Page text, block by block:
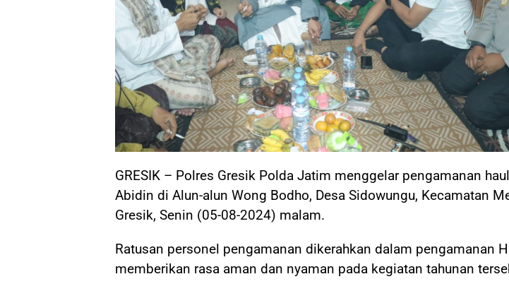
GRESIK – Polres Gresik Polda Jatim menggelar pengamanan
Abidin di Alun-alun Wong Bodho, Desa Sidowungu, Kecamatan
Gresik, Senin (05-08-2024) malam.
Ratusan personel pengamanan dikerahkan dalam pengamanan
memberikan rasa aman dan nyaman pada kegiatan tahunan